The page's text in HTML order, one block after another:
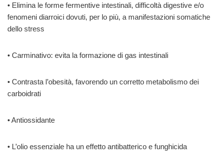
• Elimina le forme fermentive intestinali, difficoltà digestive e/o
fenomeni diarroici dovuti, per lo più, a manifestazioni somatiche
dello stress
• Carminativo: evita la formazione di gas intestinali
• Contrasta l’obesità, favorendo un corretto metabolismo dei
carboidrati
• Antiossidante
• L’olio essenziale ha un effetto antibatterico e funghicida